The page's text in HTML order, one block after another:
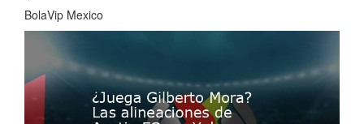
BolaVip Mexico